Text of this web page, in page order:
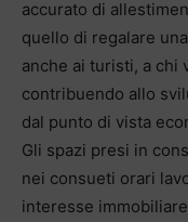
accurato di
quello di regalare
anche ai turisti, a chi
contribuendo allo
dal punto di vista
Gli spazi presi in
nei consueti orari
interesse